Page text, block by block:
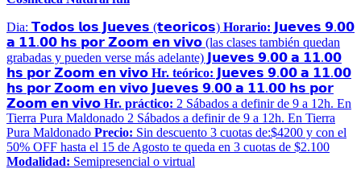
Dia: 𝗧𝗼𝗱𝗼𝘀 𝗹𝗼𝘀 𝗝𝘂𝗲𝘃𝗲𝘀 (𝘁𝗲𝗼𝗿𝗶𝗰𝗼𝘀) Horario: 𝗝𝘂𝗲𝘃𝗲𝘀 𝟵.𝟬𝟬
𝗮 𝟭𝟭.𝟬𝟬 𝗵𝘀 𝗽𝗼𝗿 𝗭𝗼𝗼𝗺 𝗲𝗻 𝘃𝗶𝘃𝗼 (las clases también quedan
grabadas y pueden verse más adelante) 𝗝𝘂𝗲𝘃𝗲𝘀 𝟵.𝟬𝟬 𝗮 𝟭𝟭.𝟬𝟬
𝗵𝘀 𝗽𝗼𝗿 𝗭𝗼𝗼𝗺 𝗲𝗻 𝘃𝗶𝘃𝗼 Hr. teórico: 𝗝𝘂𝗲𝘃𝗲𝘀 𝟵.𝟬𝟬 𝗮 𝟭𝟭.𝟬𝟬
𝗵𝘀 𝗽𝗼𝗿 𝗭𝗼𝗼𝗺 𝗲𝗻 𝘃𝗶𝘃𝗼 𝗝𝘂𝗲𝘃𝗲𝘀 𝟵.𝟬𝟬 𝗮 𝟭𝟭.𝟬𝟬 𝗵𝘀 𝗽𝗼𝗿
𝗭𝗼𝗼𝗺 𝗲𝗻 𝘃𝗶𝘃𝗼 Hr. práctico: 2 Sábados a definir de 9 a 12h. En
Tierra Pura Maldonado 2 Sábados a definir de 9 a 12h. En Tierra
Pura Maldonado Precio: Sin descuento 3 cuotas de:$4200 y con el
50% OFF hasta el 15 de Agosto te queda en 3 cuotas de $2.100
Modalidad: Semipresencial o virtual